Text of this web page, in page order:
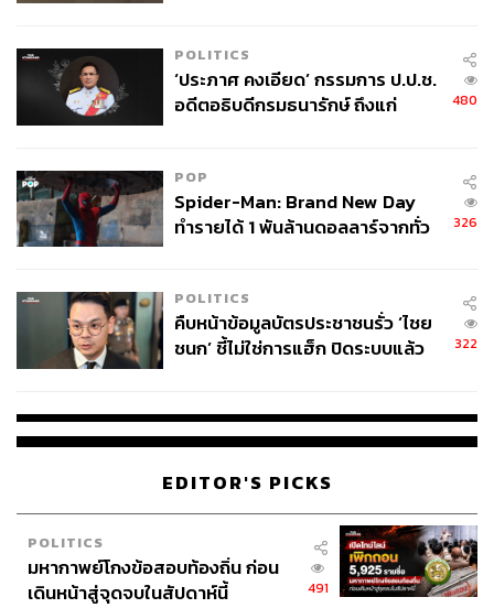
ABOUT THE AUTHOR
หลงใหลในภาษา วัฒนธรรม และการติ่ง
POLITICS
‘ประภาศ คงเอียด’ กรรมการ ป.ป.ช.
อดีตอธิบดีกรมธนารักษ์ ถึงแก่
480
POP
Spider-Man: Brand New Day
ทำรายได้ 1 พันล้านดอลลาร์จากทั่ว
326
POLITICS
คืบหน้าข้อมูลบัตรประชาชนรั่ว ‘ไชย
ชนก’ ชี้ไม่ใช่การแฮ็ก ปิดระบบแล้ว
322
EDITOR'S PICKS
POLITICS
มหากาพย์โกงข้อสอบท้องถิ่น ก่อน
เดินหน้าสู่จุดจบในสัปดาห์นี้
491